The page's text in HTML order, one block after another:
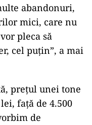
abandonuri,
mici, care nu
pleca să
cel puțin”, a mai
prețul unei tone
față de 4.500
de